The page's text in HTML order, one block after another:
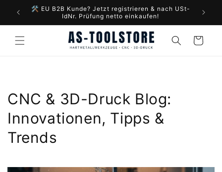
zum
🛠️ EU B2B Kunde? Jetzt registrieren & nach USt-
IdNr. Prüfung netto einkaufen!
Warenkorb
CNC & 3D-Druck Blog:
Innovationen, Tipps &
Trends